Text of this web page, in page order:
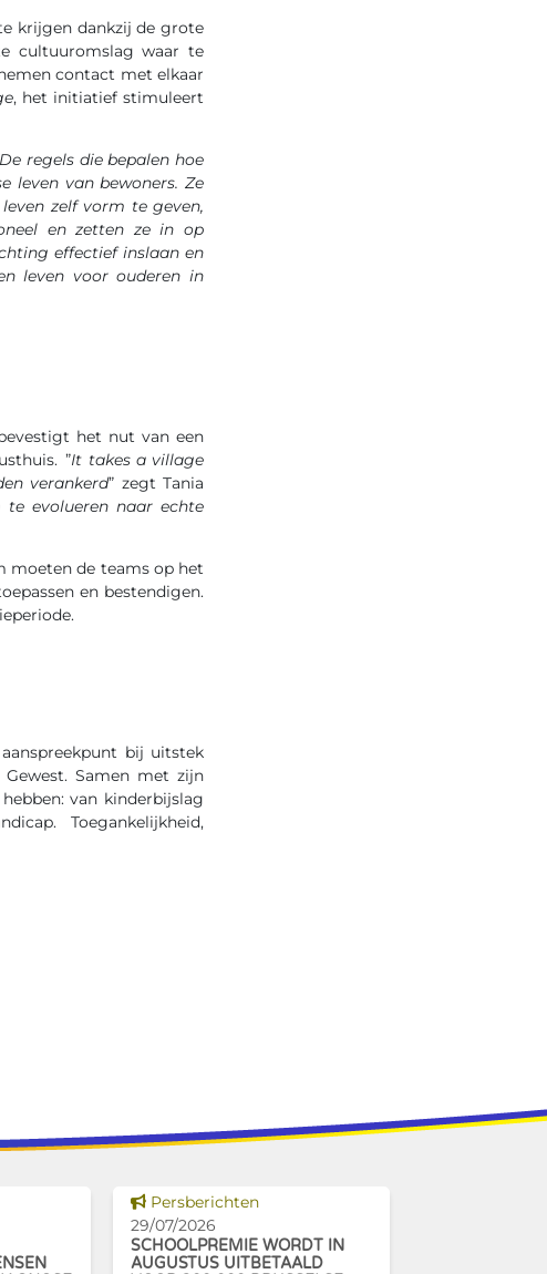
krijgen dankzij de grote
cultuuromslag waar te
contact met elkaar
, het initiatief stimuleert
regels die bepalen hoe
leven van bewoners. Ze
zelf vorm te geven,
en zetten ze in op
effectief inslaan en
leven voor ouderen in
het nut van een
”It takes a village
verankerd” zegt Tania
evolueren naar echte
moeten de teams op het
en bestendigen.
bij uitstek
Samen met zijn
van kinderbijslag
Toegankelijkheid,
Dit nieuws tonen
Persberichten
29/07/2026
SCHOOLPREMIE WORDT IN
AUGUSTUS UITBETAALD